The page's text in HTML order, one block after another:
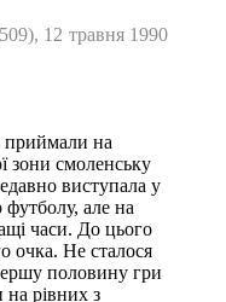
12 травня 1990
приймали на
зони смоленську
виступала у
але на
часи. До цього
очка. Не сталося
половину гри
на рівних з